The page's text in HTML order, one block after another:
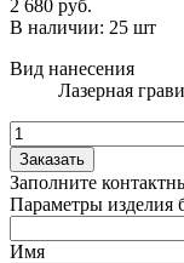
2 680 руб.
В наличии: 25 шт
Вид нанесения
Лазерная
Заказать
Заполните
Параметры изделия
Имя